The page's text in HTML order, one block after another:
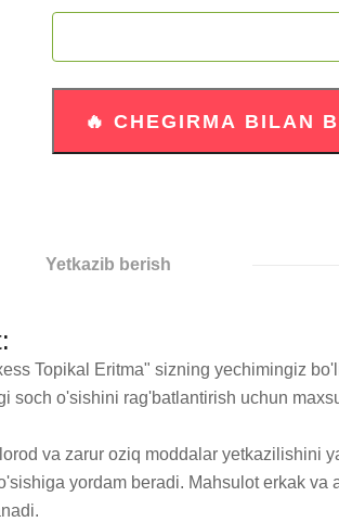
Yetkazib berish
Topikal Eritma" sizning yechimingiz
soch o'sishini rag'batlantirish uchun
va zarur oziq moddalar yetkazilishini
yordam beradi. Mahsulot erkak